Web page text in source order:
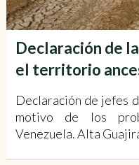
Declaración de
el territorio
Declaración de jefes
motivo de los
Venezuela. Alta